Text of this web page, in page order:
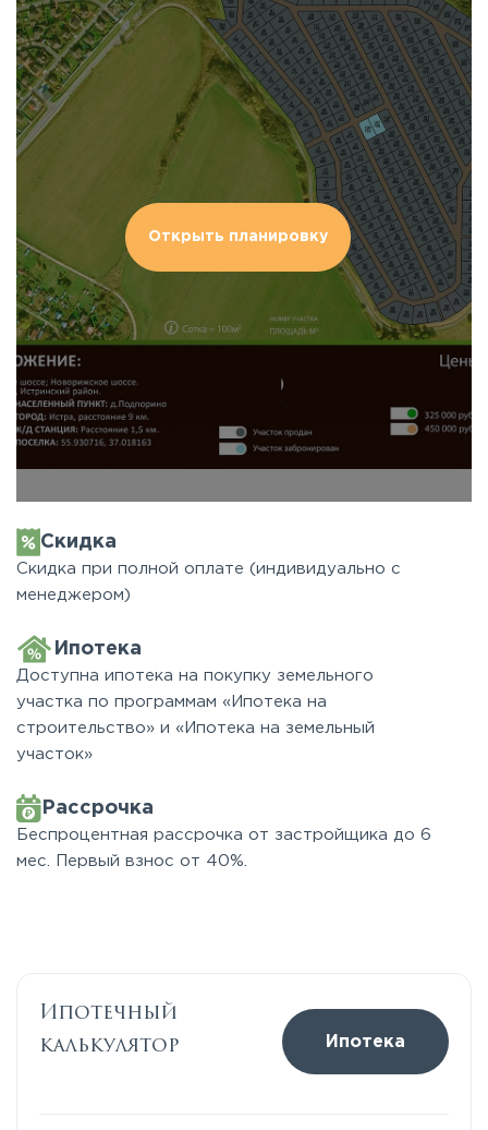
Открыть планировку
Скидка
Скидка при полной оплате (индивидуально с
менеджером)
Ипотека
Доступна ипотека на покупку земельного
участка по программам «Ипотека на
строительство» и «Ипотека на земельный
участок»
Рассрочка
Беспроцентная рассрочка от застройщика до 6
мес. Первый взнос от 40%.
Ипотечный
калькулятор
Ипотека